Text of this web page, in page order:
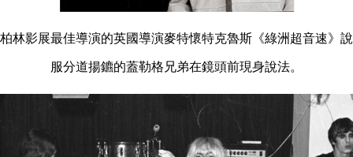
柏林影展最佳導演的英國導演麥特懷特克魯斯《綠洲超音速》說
服分道揚鑣的蓋勒格兄弟在鏡頭前現身說法。